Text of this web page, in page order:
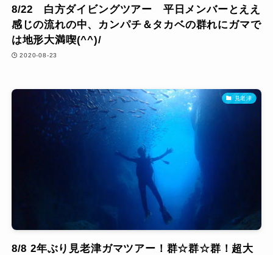
8/22 白方ダイビングツアー 平日メンバーとええ
感じの流れの中、カンパチ＆タカベの群れにガマで
は地形大満喫(^^)/
2020-08-23
見老津
8/8 2年ぶり見老津ガマツアー！群☆群☆群！超大